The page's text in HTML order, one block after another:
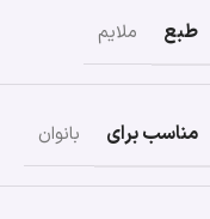
طبع ملایم
مناسب برای بانوان